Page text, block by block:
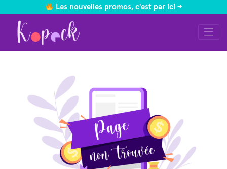
Les nouvelles promos, c'est par ici ->